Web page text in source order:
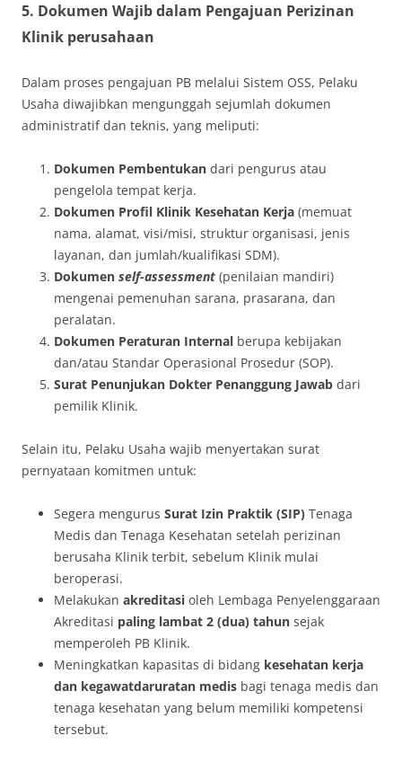
5. Dokumen Wajib dalam Pengajuan Perizinan
Klinik perusahaan
Dalam proses pengajuan PB melalui Sistem OSS, Pelaku
Usaha diwajibkan mengunggah sejumlah dokumen
administratif dan teknis, yang meliputi:
Dokumen Pembentukan dari pengurus atau
pengelola tempat kerja.
Dokumen Profil Klinik Kesehatan Kerja (memuat
nama, alamat, visi/misi, struktur organisasi, jenis
layanan, dan jumlah/kualifikasi SDM).
Dokumen self-assessment (penilaian mandiri)
mengenai pemenuhan sarana, prasarana, dan
peralatan.
Dokumen Peraturan Internal berupa kebijakan
dan/atau Standar Operasional Prosedur (SOP).
Surat Penunjukan Dokter Penanggung Jawab dari
pemilik Klinik.
Selain itu, Pelaku Usaha wajib menyertakan surat
pernyataan komitmen untuk:
Segera mengurus Surat Izin Praktik (SIP) Tenaga
Medis dan Tenaga Kesehatan setelah perizinan
berusaha Klinik terbit, sebelum Klinik mulai
beroperasi.
Melakukan akreditasi oleh Lembaga Penyelenggaraan
Akreditasi paling lambat 2 (dua) tahun sejak
memperoleh PB Klinik.
Meningkatkan kapasitas di bidang kesehatan kerja
dan kegawatdaruratan medis bagi tenaga medis dan
tenaga kesehatan yang belum memiliki kompetensi
tersebut.